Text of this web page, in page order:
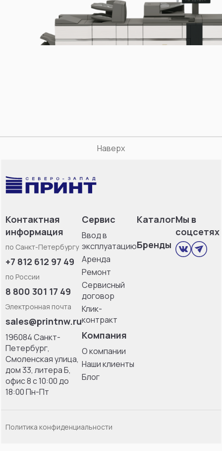
Наверх
Контактная
информация
по Санкт-Петербургу
+7 812 612 97 49
по России
8 800 301 17 49
Электронная почта
sales@printnw.ru
196084 Санкт-
Петербург,
Смоленская улица,
дом 33, литерa Б,
офис 8 с 10:00 до
18:00 Пн-Пт
Сервис
Ввод в
эксплуатацию
Аренда
Ремонт
Сервисный
договор
Клик-
контракт
Компания
О компании
Наши клиенты
Блог
Каталог
Бренды
Мы в
соцсетях
Политика конфиденциальности